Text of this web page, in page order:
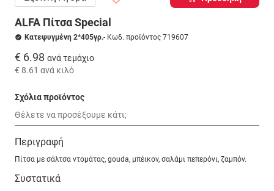
ALFA Πίτσα Special
Κατεψυγμένη 2*405γρ.- Κωδ. προϊόντος 719607
€ 6.98 ανά τεμάχιο
€ 8.61 ανά κιλό
Σχόλια προϊόντος
Περιγραφή
Πίτσα με σάλτσα ντομάτας, gouda, μπέικον, σαλάμι πεπερόνι, ζαμπόν.
Συστατικά